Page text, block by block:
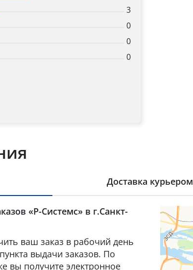
3
0
0
0
Доставка курьером
«Р-Системс» в г.Санкт-
ваш заказ в рабочий день
выдачи заказов. По
вы получите электронное